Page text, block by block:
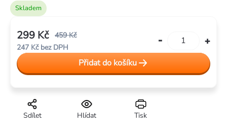
Skladem
Tisk
Hlídat
Sdílet
459 Kč
299 Kč
247 Kč bez DPH
Měrná
cena:
Přidat do košíku